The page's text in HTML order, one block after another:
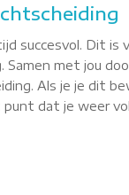
succesvol. Dit is
Samen met jou
Als je je dit
dat je weer